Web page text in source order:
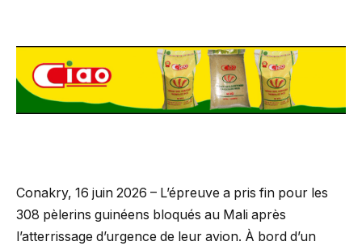
Conakry, 16 juin 2026 – L’épreuve a pris fin pour les
308 pèlerins guinéens bloqués au Mali après
l’atterrissage d’urgence de leur avion. À bord d’un